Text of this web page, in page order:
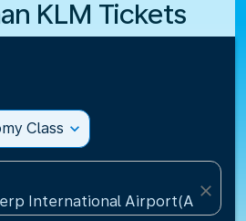
KLM Tickets
Class expand_more
International Airport(ANR),
close